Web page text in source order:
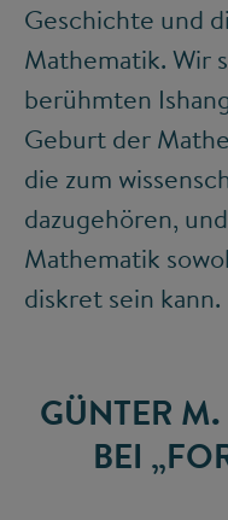
Geschichte und
Mathematik. Wir
berühmten
Geburt der
die zum
dazugehören,
Mathematik
diskret sein kann.
GÜNTER M.
BEI